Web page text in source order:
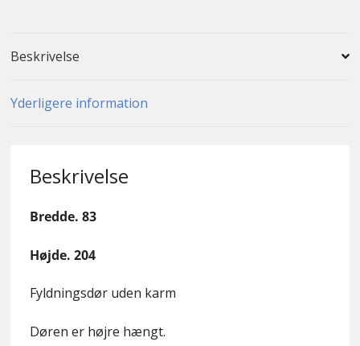
Beskrivelse
Yderligere information
Beskrivelse
Bredde. 83
Højde. 204
Fyldningsdør uden karm
Døren er højre hængt.